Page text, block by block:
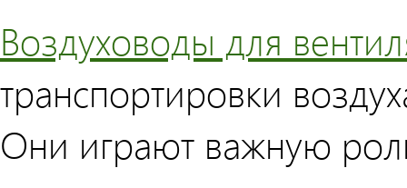
Воздуховоды для
транспортировки
Они играют важную